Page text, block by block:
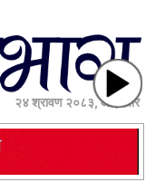
२४ श्रावण २०८३, आईतवार